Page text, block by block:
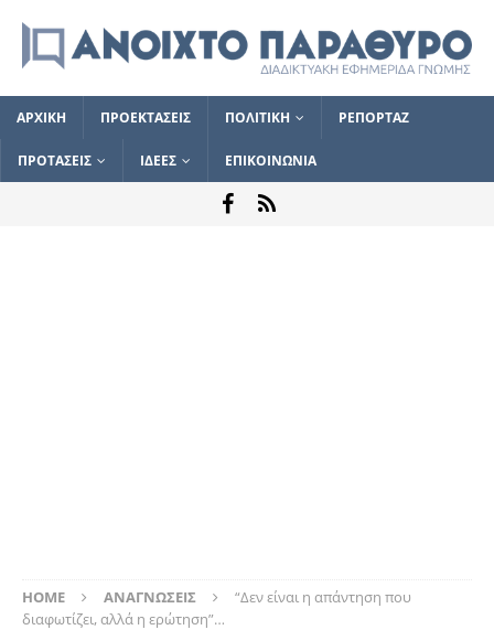
ΑΡΧΙΚΗ ΠΡΟΕΚΤΑΣΕΙΣ ΠΟΛΙΤΙΚΗ ΡΕΠΟΡΤΑΖ
ΠΡΟΤΑΣΕΙΣ ΙΔΕΕΣ ΕΠΙΚΟΙΝΩΝΙΑ
HOME ΑΝΑΓΝΩΣΕΙΣ
“Δεν είναι η απάντηση που
διαφωτίζει, αλλά η ερώτηση”…